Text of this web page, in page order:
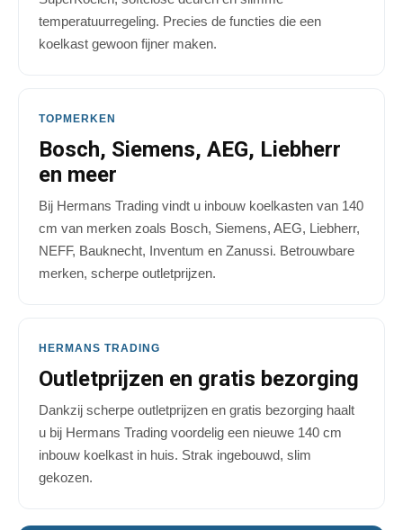
temperatuurregeling. Precies de functies die een
koelkast gewoon fijner maken.
TOPMERKEN
Bosch, Siemens, AEG, Liebherr
en meer
Bij Hermans Trading vindt u inbouw koelkasten van 140
cm van merken zoals Bosch, Siemens, AEG, Liebherr,
NEFF, Bauknecht, Inventum en Zanussi. Betrouwbare
merken, scherpe outletprijzen.
HERMANS TRADING
Outletprijzen en gratis bezorging
Dankzij scherpe outletprijzen en gratis bezorging haalt
u bij Hermans Trading voordelig een nieuwe 140 cm
inbouw koelkast in huis. Strak ingebouwd, slim
gekozen.